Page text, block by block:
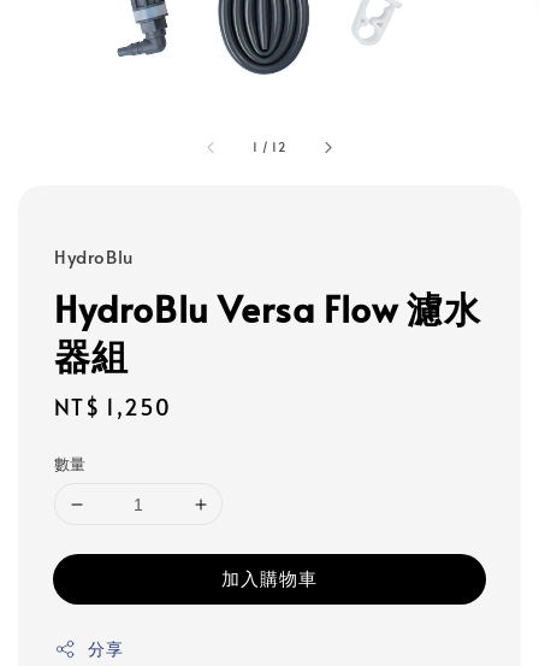
1 / 12
HydroBlu
HydroBlu Versa Flow 濾水
器組
Regular
NT$ 1,250
數量
加入購物車
分享